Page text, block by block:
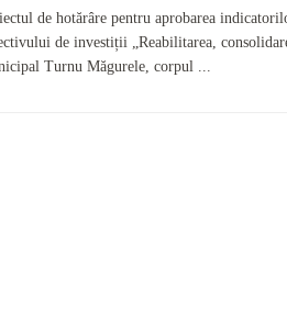
de hotărâre pentru aprobarea
de investiții „Reabilitarea,
Turnu Măgurele, corpul ...